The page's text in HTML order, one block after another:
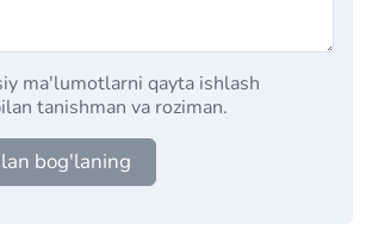
ma'lumotlarni qayta ishlash
tanishman va roziman.
bog'laning